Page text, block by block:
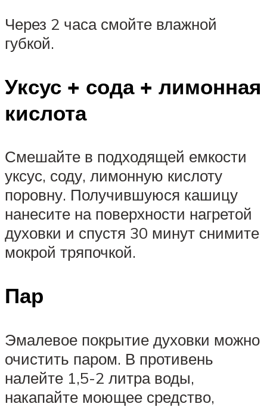
Через 2 часа смойте влажной
губкой.
Уксус + сода + лимонная
кислота
Смешайте в подходящей емкости
уксус, соду, лимонную кислоту
поровну. Получившуюся кашицу
нанесите на поверхности нагретой
духовки и спустя 30 минут снимите
мокрой тряпочкой.
Пар
Эмалевое покрытие духовки можно
очистить паром. В противень
налейте 1,5-2 литра воды,
накапайте моющее средство,